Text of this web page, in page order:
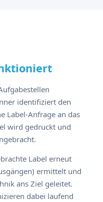
identifiziert den
Label-Anfrage an das
wird gedruckt und
Label erneut
ermittelt und
ans Ziel geleitet.
dabei laufend